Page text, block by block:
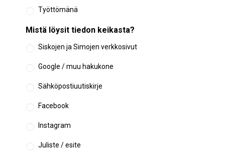
Työttömänä
Mistä löysit tiedon keikasta?
Siskojen ja Simojen verkkosivut
Google / muu hakukone
Sähköpostiuutiskirje
Facebook
Instagram
Juliste / esite